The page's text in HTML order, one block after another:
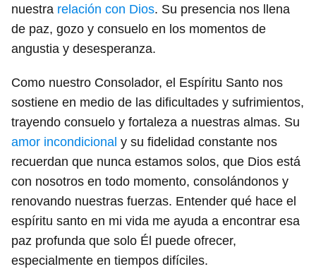
nuestra relación con Dios. Su presencia nos llena
de paz, gozo y consuelo en los momentos de
angustia y desesperanza.
Como nuestro Consolador, el Espíritu Santo nos
sostiene en medio de las dificultades y sufrimientos,
trayendo consuelo y fortaleza a nuestras almas. Su
amor incondicional y su fidelidad constante nos
recuerdan que nunca estamos solos, que Dios está
con nosotros en todo momento, consolándonos y
renovando nuestras fuerzas. Entender qué hace el
espíritu santo en mi vida me ayuda a encontrar esa
paz profunda que solo Él puede ofrecer,
especialmente en tiempos difíciles.